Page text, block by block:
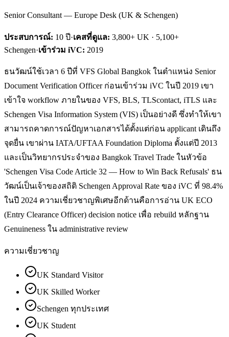
Senior Consultant — Europe Desk (UK & Schengen)
ประสบการณ์: 10 ปี·เคสที่ดูแล: 3,800+ UK · 5,100+
Schengen·เข้าร่วม iVC: 2019
ธนวัฒน์ใช้เวลา 6 ปีที่ VFS Global Bangkok ในตำแหน่ง Senior
Document Verification Officer ก่อนเข้าร่วม iVC ในปี 2019 เขา
เข้าใจ workflow ภายในของ VFS, BLS, TLScontact, iTLS และ
Schengen Visa Information System (VIS) เป็นอย่างดี ซึ่งทำให้เขา
สามารถคาดการณ์ปัญหาเอกสารได้ตั้งแต่ก่อน applicant เดินถึง
จุดยื่น เขาผ่าน IATA/UFTAA Foundation Diploma ตั้งแต่ปี 2013
และเป็นวิทยากรประจำของ Bangkok Travel Trade ในหัวข้อ
'Schengen Visa Code Article 32 — How to Win Back Refusals' ธน
วัฒน์เป็นเจ้าของสถิติ Schengen Approval Rate ของ iVC ที่ 98.4%
ในปี 2024 ความเชี่ยวชาญพิเศษอีกด้านคือการอ่าน UK ECO
(Entry Clearance Officer) decision notice เพื่อ rebuild หลักฐาน
Genuineness ใน administrative review
ความเชี่ยวชาญ
UK Standard Visitor
UK Skilled Worker
Schengen ทุกประเทศ
UK Student